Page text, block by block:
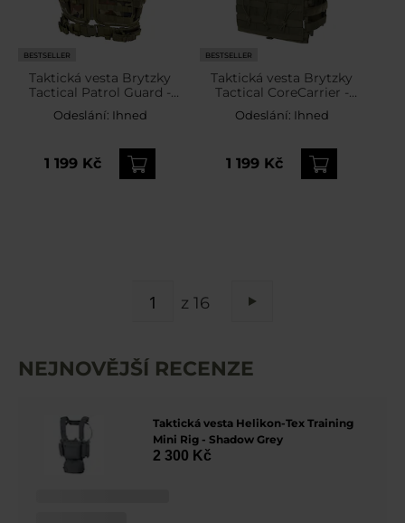
BESTSELLER
Taktická vesta Brytzky
Tactical Patrol Guard -
wz.93 Pantera PL
Woodland
Odeslání: Ihned
1 199 Kč
BESTSELLER
Taktická vesta Brytzky
Tactical CoreCarrier -
Olive
Odeslání: Ihned
1 199 Kč
z 16
NEJNOVĚJŠÍ RECENZE
Taktická vesta Helikon-Tex Training
Mini Rig - Shadow Grey
2 300 Kč